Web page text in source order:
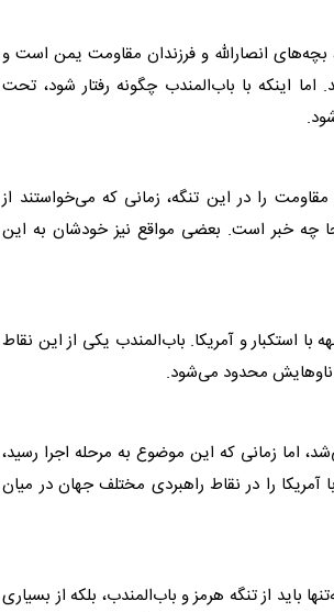
انصارالله و فرزندان مقاومت یمن است و
اینکه با باب‌المندب چگونه رفتار شود، تحت
را در این تنگه، زمانی که می‌خواستند از
که آنجا چه خبر است. بعضی مواقع نیز خودشان به این
با استکبار و آمریکا. باب‌المندب یکی از این نقاط
ناوهایش محدود می‌شود.
اما زمانی که این موضوع به مرحله اجرا رسید،
آمریکا را در نقاط راهبردی مختلف جهان در میان
باید از تنگه هرمز و باب‌المندب، بلکه از بسیاری